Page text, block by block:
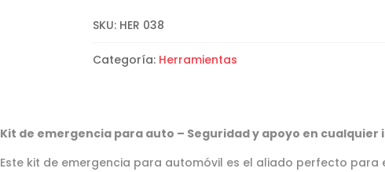
cantidad
SKU: HER 038
Categoría: Herramientas
Kit de emergencia para auto – Seguridad y apoyo en cualquier
Este kit de emergencia para automóvil es el aliado perfecto